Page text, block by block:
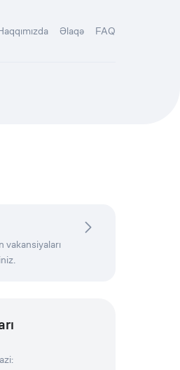
Əlaqə FAQ
vakansiyaları
: